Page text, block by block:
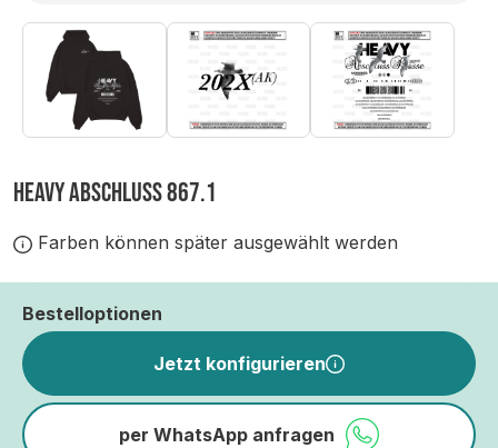
HEAVY ABSCHLUSS 867.1
Farben können später ausgewählt werden
Bestelloptionen
Jetzt konfigurieren
per WhatsApp anfragen